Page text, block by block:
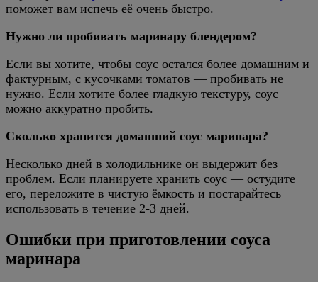
поможет вам испечь её очень быстро.
Нужно ли пробивать маринару блендером?
Если вы хотите, чтобы соус остался более домашним и
фактурным, с кусочками томатов — пробивать не
нужно. Если хотите более гладкую текстуру, соус
можно аккуратно пробить.
Сколько хранится домашний соус маринара?
Несколько дней в холодильнике он выдержит без
проблем. Если планируете хранить соус — остудите
его, переложите в чистую ёмкость и постарайтесь
использовать в течение 2-3 дней.
Ошибки при приготовлении соуса
маринара